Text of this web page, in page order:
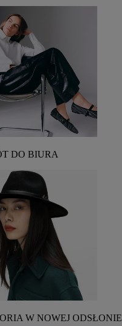
DO BIURA
W NOWEJ ODSŁONIE